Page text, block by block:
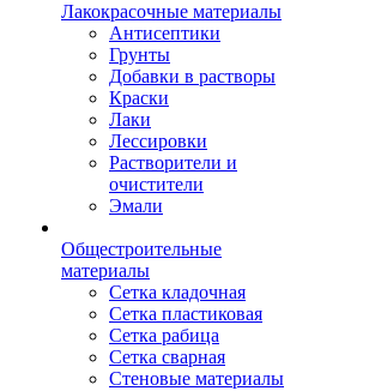
Лакокрасочные материалы
Антисептики
Грунты
Добавки в растворы
Краски
Лаки
Лессировки
Растворители и
очистители
Эмали
Общестроительные
материалы
Сетка кладочная
Сетка пластиковая
Сетка рабица
Сетка сварная
Стеновые материалы